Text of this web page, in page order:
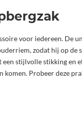
voor iedereen. De
zodat hij op de
stijlvolle stikking en
Probeer deze